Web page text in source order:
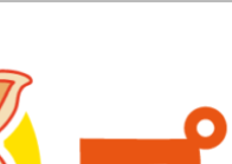
腹日記 |
のランチ＆